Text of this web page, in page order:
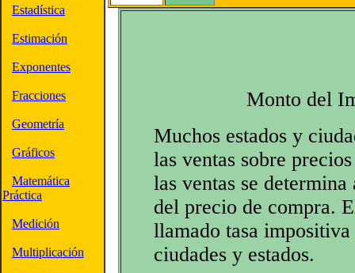
Estadística
Estimación
Exponentes
Fracciones
Geometría
Gráficos
Matemática
Práctica
Medición
Multiplicación
Monto del
Muchos estados y
las ventas sobre
las ventas se
del precio de compra.
llamado tasa
ciudades y estados.